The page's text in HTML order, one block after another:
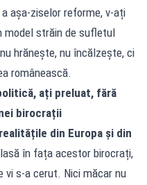
așa-ziselor reforme, v-ați
model străin de sufletul
hrănește, nu încălzește, ci
românească.
ați preluat, fără
birocrații
din Europa și din
în fața acestor birocrați,
s-a cerut. Nici măcar nu